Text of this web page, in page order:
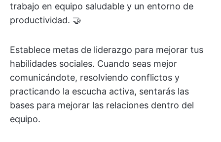
trabajo en equipo saludable y un entorno de
productividad. 🤝
Establece metas de liderazgo para mejorar tus
habilidades sociales. Cuando seas mejor
comunicándote, resolviendo conflictos y
practicando la escucha activa, sentarás las
bases para mejorar las relaciones dentro del
equipo.